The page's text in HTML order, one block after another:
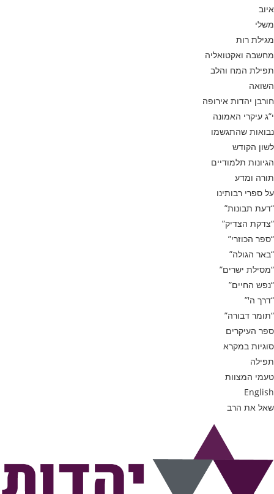
איוב
משלי
מגילת רות
מחשבה ואקטואליה
תפילת המח והלב
השואה
חורבן יהדות אירופה
י”ג עיקרי האמונה
נבואות שהתגשמו
לשון הקודש
הגיונות תלמודיים
תורה ומדע
על ספרי רבותינו
“דעת תבונות”
“צדקת הצדיק”
“ספר הכוזרי”
“באר הגולה”
“מסילת ישרים”
“נפש החיים”
“דרך ה'”
“תומר דבורה”
ספר העיקרים
סוגיות במקרא
תפילה
טעמי המצוות
English
שאל את הרב